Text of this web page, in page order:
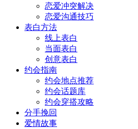
恋爱冲突解决
恋爱沟通技巧
表白方法
线上表白
当面表白
创意表白
约会指南
约会地点推荐
约会话题库
约会穿搭攻略
分手挽回
爱情故事